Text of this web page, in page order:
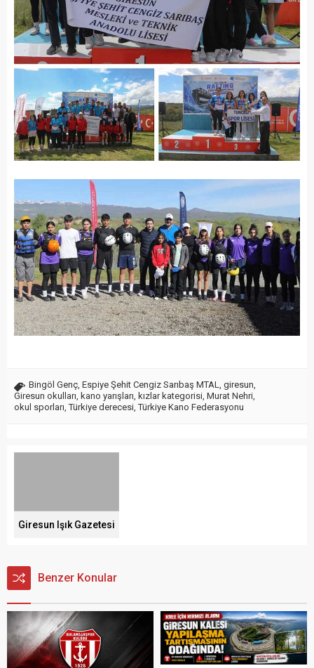
Bingöl Genç Espiye Şehit Cengiz Sarıbaş MTAL giresun
Giresun okulları kano yarışları kızlar kategorisi Murat Nehri
okul sporları ,Türkiye derecesi ,Türkiye Kano Federasyonu
Giresun Işık Gazetesi
Benzer Konular